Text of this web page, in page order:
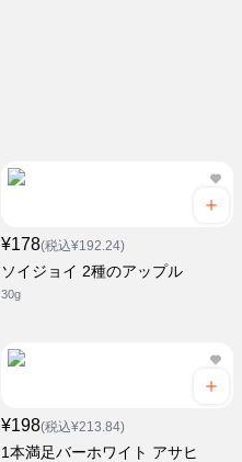
¥178(税込¥192.24)
ソイジョイ 2種のアップル
30g
¥198(税込¥213.84)
1本満足バーホワイト アサヒ